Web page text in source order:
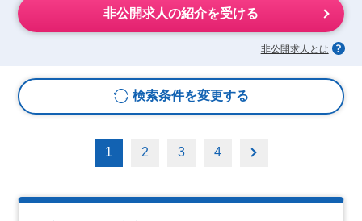
非公開求人の紹介を受ける
非公開求人とは
検索条件を変更する
1 2 3 4